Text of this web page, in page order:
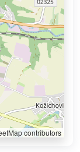
contributors